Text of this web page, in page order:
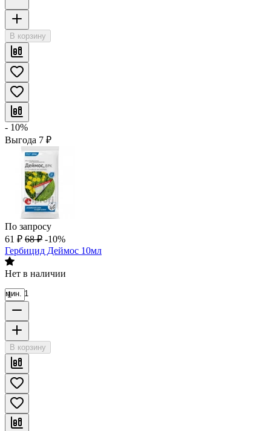
В корзину
- 10%
Выгода 7 ₽
По запросу
61 ₽ 68 ₽ -10%
Гербицид Деймос 10мл
Нет в наличии
мин. 1
В корзину